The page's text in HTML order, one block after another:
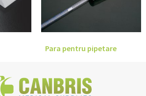
Para pentru pipetare